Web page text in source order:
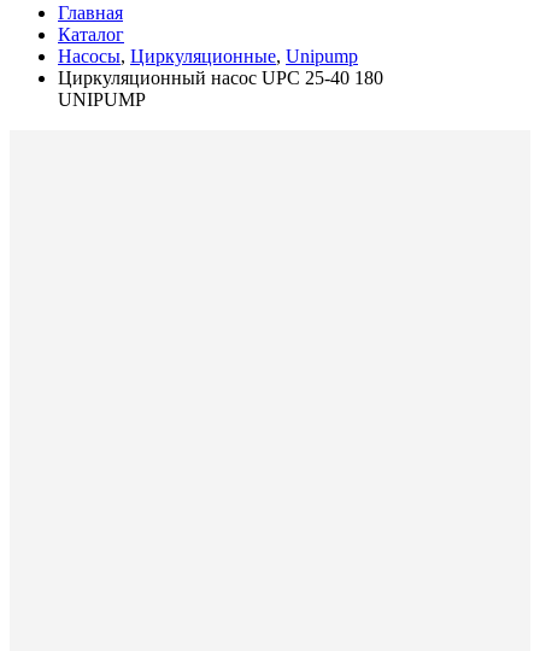
Главная
Каталог
Насосы, Циркуляционные, Unipump
Циркуляционный насос UPC 25-40 180
UNIPUMP